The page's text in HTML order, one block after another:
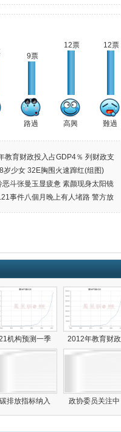
9票
路過
12票
高興
12票
難過
教育财政投入占GDP4％ 列财政支
岁少女 32E胸围火速蹿红(组图)
恶斗张曼玉显疲惫 素颜现身太阳镜
事件八個月晚上有人堵路 警方放
机构预测一季 2012年教育财政
碳排放指标纳入 政协委员关注中